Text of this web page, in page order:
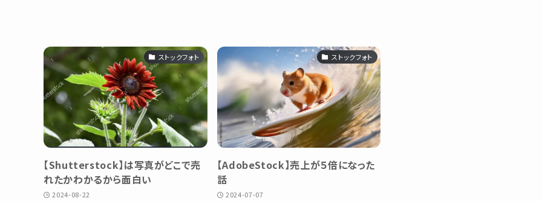
ストックフォト
【Shutterstock】は写真がどこで売
れたかわかるから面白い
2024-08-22
ストックフォト
【AdobeStock】売上が５倍になった
話
2024-07-07